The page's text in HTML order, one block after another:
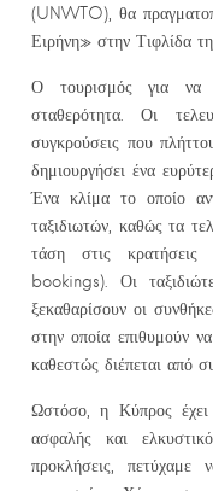
(UNWTO), θα
Ειρήνη» στην Τιφλίδα
Ο τουρισμός για να
σταθερότητα. Οι
συγκρούσεις που
δημιουργήσει ένα
Ένα κλίμα το οποίο
ταξιδιωτών, καθώς τα
τάση στις κρατήσεις
bookings). Οι
ξεκαθαρίσουν οι
στην οποία επιθυμούν
καθεστώς διέπεται από
Ωστόσο, η Κύπρος έχει
ασφαλής και
προκλήσεις, πετύχαμε